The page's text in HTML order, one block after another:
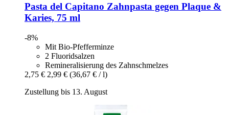
Pasta del Capitano Zahnpasta gegen Plaque &
Karies, 75 ml
-8%
Mit Bio-Pfefferminze
2 Fluoridsalzen
Remineralisierung des Zahnschmelzes
2,75 € 2,99 € (36,67 € / l)
Zustellung bis 13. August